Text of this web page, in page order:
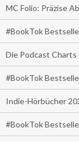
MC Folio: Präzise
#BookTok
Die Podcast
#BookTok
Indie-Hörbücher
#BookTok